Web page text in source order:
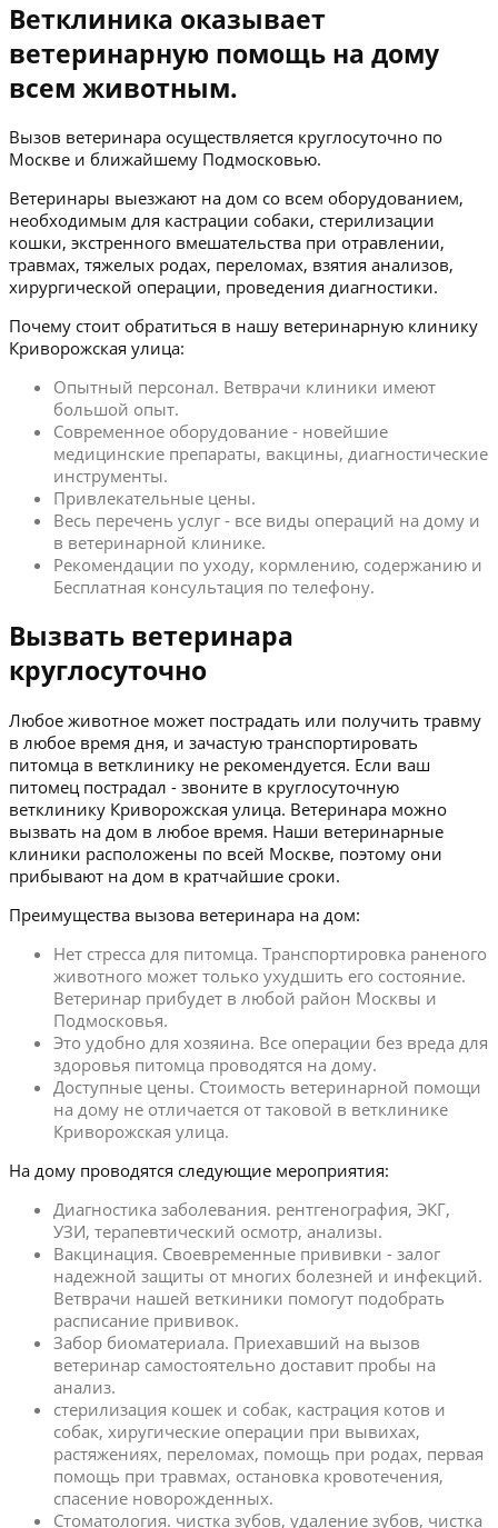
Ветклиника оказывает
ветеринарную помощь на дому
всем животным.
Вызов ветеринара осуществляется круглосуточно по
Москве и ближайшему Подмосковью.
Ветеринары выезжают на дом со всем оборудованием,
необходимым для кастрации собаки, стерилизации
кошки, экстренного вмешательства при отравлении,
травмах, тяжелых родах, переломах, взятия анализов,
хирургической операции, проведения диагностики.
Почему стоит обратиться в нашу ветеринарную клинику
Криворожская улица:
Опытный персонал. Ветврачи клиники имеют
большой опыт.
Современное оборудование - новейшие
медицинские препараты, вакцины, диагностические
инструменты.
Привлекательные цены.
Весь перечень услуг - все виды операций на дому и
в ветеринарной клинике.
Рекомендации по уходу, кормлению, содержанию и
Бесплатная консультация по телефону.
Вызвать ветеринара
круглосуточно
Любое животное может пострадать или получить травму
в любое время дня, и зачастую транспортировать
питомца в ветклинику не рекомендуется. Если ваш
питомец пострадал - звоните в круглосуточную
ветклинику Криворожская улица. Ветеринара можно
вызвать на дом в любое время. Наши ветеринарные
клиники расположены по всей Москве, поэтому они
прибывают на дом в кратчайшие сроки.
Преимущества вызова ветеринара на дом:
Нет стресса для питомца. Транспортировка раненого
животного может только ухудшить его состояние.
Ветеринар прибудет в любой район Москвы и
Подмосковья.
Это удобно для хозяина. Все операции без вреда для
здоровья питомца проводятся на дому.
Доступные цены. Стоимость ветеринарной помощи
на дому не отличается от таковой в ветклинике
Криворожская улица.
На дому проводятся следующие мероприятия:
Диагностика заболевания. рентгенография, ЭКГ,
УЗИ, терапевтический осмотр, анализы.
Вакцинация. Своевременные прививки - залог
надежной защиты от многих болезней и инфекций.
Ветврачи нашей веткиники помогут подобрать
расписание прививок.
Забор биоматериала. Приехавший на вызов
ветеринар самостоятельно доставит пробы на
анализ.
стерилизация кошек и собак, кастрация котов и
собак, хиругические операции при вывихах,
растяжениях, переломах, помощь при родах, первая
помощь при травмах, остановка кровотечения,
спасение новорожденных.
Стоматология. чистка зубов, удаление зубов, чистка